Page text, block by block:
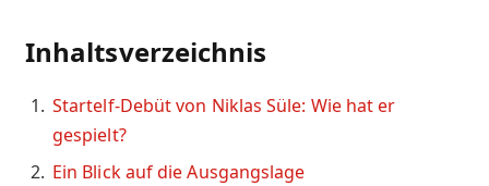
Inhaltsverzeichnis
Startelf-Debüt von Niklas Süle: Wie hat er
gespielt?
Ein Blick auf die Ausgangslage